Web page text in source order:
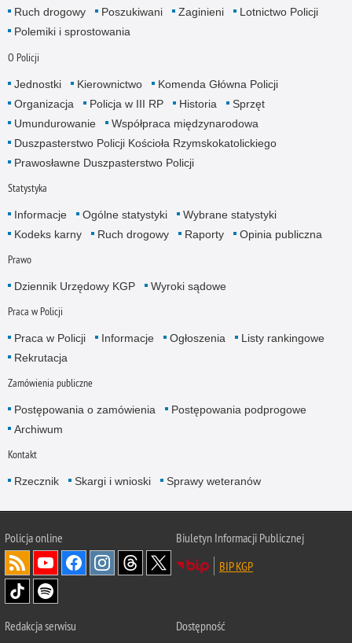
Ruch drogowy
Poszukiwani Zaginieni
Lotnictwo Policji
Polemiki i sprostowania
O Policji
Jednostki Kierownictwo
Komenda Główna Policji
Organizacja
Policja w III RP Historia
Sprzęt
Umundurowanie
Współpraca międzynarodowa
Duszpasterstwo Policji Kościoła Rzymskokatolickiego
Prawosławne Duszpasterstwo Policji
Statystyka
Informacje Ogólne statystyki
Wybrane statystyki
Kodeks karny
Ruch drogowy Raporty Opinia publiczna
Prawo
Dziennik Urzędowy KGP Wyroki sądowe
Praca w Policji
Praca w Policji Informacje Ogłoszenia
Listy rankingowe
Rekrutacja
Zamówienia publiczne
Postępowania o zamówienia
Postępowania podprogowe
Archiwum
Kontakt
Rzecznik Skargi i wnioski Sprawy weteranów
Policjaonline
Biuletyn Informacji Publicznej
BIP KGP
Redakcja serwisu Dostępność